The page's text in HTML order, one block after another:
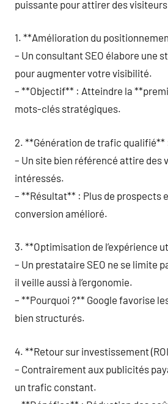
puissante pour attirer des
1. **Amélioration du
– Un consultant SEO élabore une
pour augmenter votre visibilité.
– **Objectif** : Atteindre la
mots-clés stratégiques.
2. **Génération de trafic qualifié**
– Un site bien référencé attire des
intéressés.
– **Résultat** : Plus de prospects
conversion amélioré.
3. **Optimisation de l’expérience
– Un prestataire SEO ne se limite
il veille aussi à l’ergonomie.
– **Pourquoi ?** Google favorise
bien structurés.
4. **Retour sur investissement
– Contrairement aux publicités
un trafic constant.